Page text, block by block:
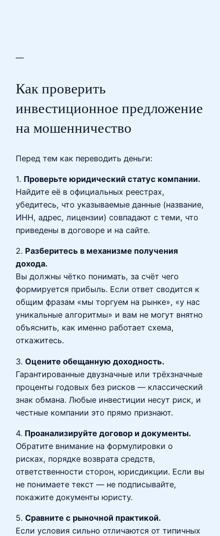
—
Как проверить
инвестиционное предложение
на мошенничество
Перед тем как переводить деньги:
1. Проверьте юридический статус компании.
Найдите её в официальных реестрах,
убедитесь, что указываемые данные (название,
ИНН, адрес, лицензии) совпадают с теми, что
приведены в договоре и на сайте.
2. Разберитесь в механизме получения
дохода.
Вы должны чётко понимать, за счёт чего
формируется прибыль. Если ответ сводится к
общим фразам «мы торгуем на рынке», «у нас
уникальные алгоритмы» и вам не могут внятно
объяснить, как именно работает схема,
откажитесь.
3. Оцените обещанную доходность.
Гарантированные двузначные или трёхзначные
проценты годовых без рисков — классический
знак обмана. Любые инвестиции несут риск, и
честные компании это прямо признают.
4. Проанализируйте договор и документы.
Обратите внимание на формулировки о
рисках, порядке возврата средств,
ответственности сторон, юрисдикции. Если вы
не понимаете текст — не подписывайте,
покажите документы юристу.
5. Сравните с рыночной практикой.
Если условия сильно отличаются от типичных